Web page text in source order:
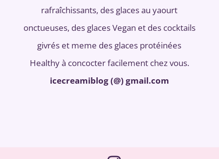
rafraîchissants, des glaces au yaourt
onctueuses, des glaces Vegan et des cocktails
givrés et meme des glaces protéinées
Healthy à concocter facilement chez vous.
icecreamiblog (@) gmail.com